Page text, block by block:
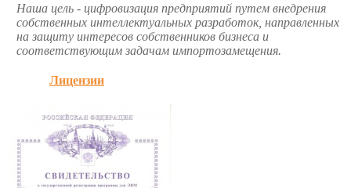
Наша цель - цифровизация предприятий путем внедрения
собственных интеллектуальных разработок, направленных
на защиту интересов собственников бизнеса и
соответствующим задачам импортозамещения.
Лицензии